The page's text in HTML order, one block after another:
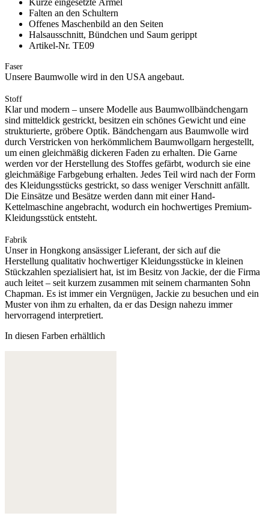
Falten an den Schultern
Offenes Maschenbild an den Seiten
Halsausschnitt, Bündchen und Saum gerippt
Artikel-Nr. TE09
Faser
Unsere Baumwolle wird in den USA angebaut.
Stoff
Klar und modern – unsere Modelle aus Baumwollbändchengarn
sind mitteldick gestrickt, besitzen ein schönes Gewicht und eine
strukturierte, gröbere Optik. Bändchengarn aus Baumwolle wird
durch Verstricken von herkömmlichem Baumwollgarn hergestellt,
um einen gleichmäßig dickeren Faden zu erhalten. Die Garne
werden vor der Herstellung des Stoffes gefärbt, wodurch sie eine
gleichmäßige Farbgebung erhalten. Jedes Teil wird nach der Form
des Kleidungsstücks gestrickt, so dass weniger Verschnitt anfällt.
Die Einsätze und Besätze werden dann mit einer Hand-
Kettelmaschine angebracht, wodurch ein hochwertiges Premium-
Kleidungsstück entsteht.
Fabrik
Unser in Hongkong ansässiger Lieferant, der sich auf die
Herstellung qualitativ hochwertiger Kleidungsstücke in kleinen
Stückzahlen spezialisiert hat, ist im Besitz von Jackie, der die Firma
auch leitet – seit kurzem zusammen mit seinem charmanten Sohn
Chapman. Es ist immer ein Vergnügen, Jackie zu besuchen und ein
Muster von ihm zu erhalten, da er das Design nahezu immer
hervorragend interpretiert.
In diesen Farben erhältlich